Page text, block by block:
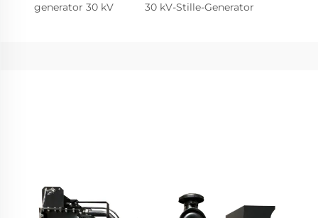
generator 30 kV 30 kV-Stille-Generator